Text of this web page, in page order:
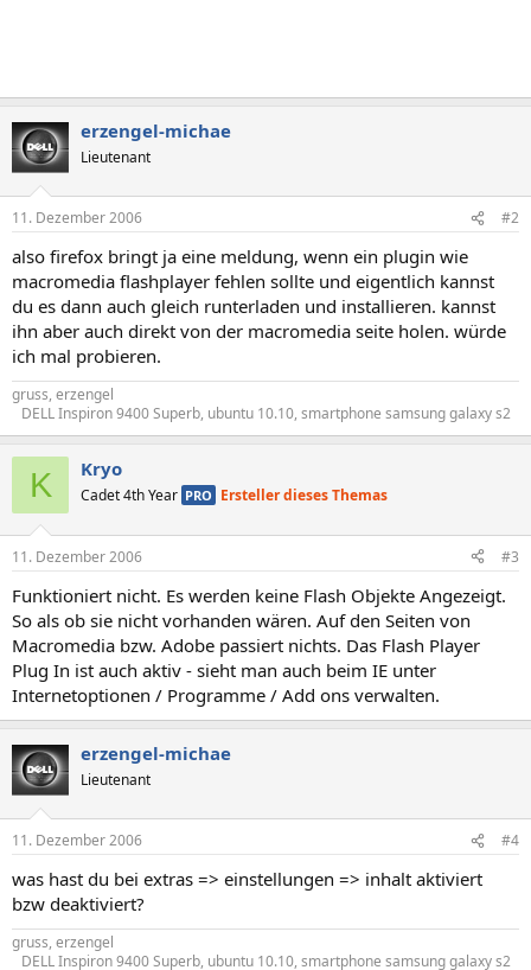
erzengel-michae
Lieutenant
11. Dezember 2006 #2
also firefox bringt ja eine meldung, wenn ein plugin wie
macromedia flashplayer fehlen sollte und eigentlich kannst
du es dann auch gleich runterladen und installieren. kannst
ihn aber auch direkt von der macromedia seite holen. würde
ich mal probieren.
gruss, erzengel
DELL Inspiron 9400 Superb, ubuntu 10.10, smartphone samsung galaxy s2​
K Kryo
Cadet 4th Year PRO Ersteller dieses Themas
11. Dezember 2006 #3
Funktioniert nicht. Es werden keine Flash Objekte Angezeigt.
So als ob sie nicht vorhanden wären. Auf den Seiten von
Macromedia bzw. Adobe passiert nichts. Das Flash Player
Plug In ist auch aktiv - sieht man auch beim IE unter
Internetoptionen / Programme / Add ons verwalten.
erzengel-michae
Lieutenant
11. Dezember 2006 #4
was hast du bei extras => einstellungen => inhalt aktiviert
bzw deaktiviert?
gruss, erzengel
DELL Inspiron 9400 Superb, ubuntu 10.10, smartphone samsung galaxy s2​